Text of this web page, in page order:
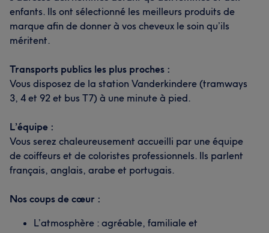
enfants. Ils ont sélectionné les meilleurs produits de
marque afin de donner à vos cheveux le soin qu’ils
méritent.
Transports publics les plus proches :
Vous disposez de la station Vanderkindere (tramways
3, 4 et 92 et bus T7) à une minute à pied.
L’équipe :
Vous serez chaleureusement accueilli par une équipe
de coiffeurs et de coloristes professionnels. Ils parlent
français, anglais, arabe et portugais.
Nos coups de cœur :
L’atmosphère : agréable, familiale et